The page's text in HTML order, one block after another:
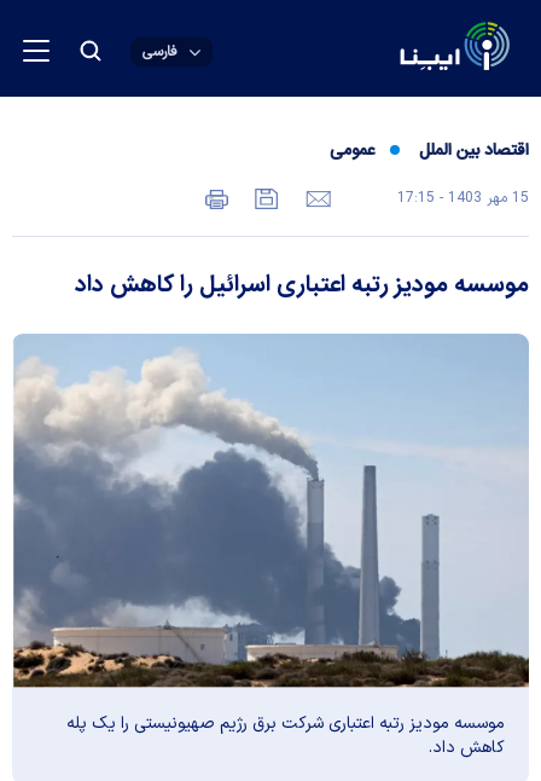
فارسی
اقتصاد بین الملل عمومی
15 مهر 1403 - 17:15
موسسه مودیز رتبه اعتباری اسرائیل را کاهش داد
موسسه مودیز رتبه اعتباری شرکت برق رژیم صهیونیستی را یک پله
کاهش داد.